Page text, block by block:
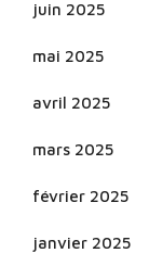
juin 2025
mai 2025
avril 2025
mars 2025
février 2025
janvier 2025